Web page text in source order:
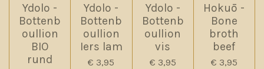
Ydolo -
Bottenb
oullion
BIO
rund
Ydolo -
Bottenb
oullion
Iers lam
€ 3,95
Ydolo -
Bottenb
oullion
vis
€ 3,95
Hokuō -
Bone
broth
beef
€ 3,95